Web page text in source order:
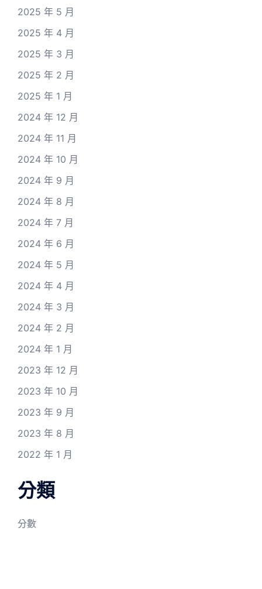
2025 年 5 月
2025 年 4 月
2025 年 3 月
2025 年 2 月
2025 年 1 月
2024 年 12 月
2024 年 11 月
2024 年 10 月
2024 年 9 月
2024 年 8 月
2024 年 7 月
2024 年 6 月
2024 年 5 月
2024 年 4 月
2024 年 3 月
2024 年 2 月
2024 年 1 月
2023 年 12 月
2023 年 10 月
2023 年 9 月
2023 年 8 月
2022 年 1 月
分類
分數